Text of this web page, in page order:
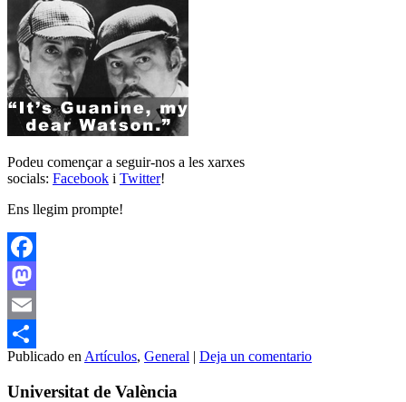
Podeu començar a seguir-nos a les xarxes
socials: Facebook i Twitter!
Ens llegim prompte!
Facebook
Mastodon
Email
Compartir
Publicado en Artículos, General | Deja un comentario
Universitat de València